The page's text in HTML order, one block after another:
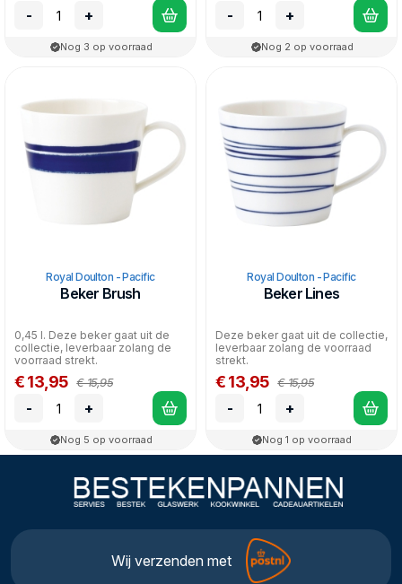
- +
Nog 3 op voorraad
- +
Nog 2 op voorraad
Royal Doulton - Pacific
Beker Brush
0,45 l. Deze beker gaat uit de
collectie, leverbaar zolang de
voorraad strekt.
€ 13,95 € 15,95
- +
Nog 5 op voorraad
Royal Doulton - Pacific
Beker Lines
Deze beker gaat uit de collectie,
leverbaar zolang de voorraad
strekt.
€ 13,95 € 15,95
- +
Nog 1 op voorraad
Wij verzenden met